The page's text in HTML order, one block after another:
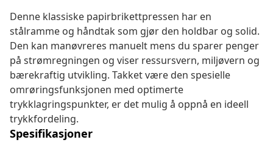
Denne klassiske papirbrikettpressen har en
stålramme og håndtak som gjør den holdbar og solid.
Den kan manøvreres manuelt mens du sparer penger
på strømregningen og viser ressursvern, miljøvern og
bærekraftig utvikling. Takket være den spesielle
omrøringsfunksjonen med optimerte
trykklagringspunkter, er det mulig å oppnå en ideell
trykkfordeling.
Spesifikasjoner